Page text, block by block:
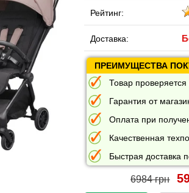
Рейтинг:
Доставка:
ПРЕИМУЩЕСТВА
Товар
Гарантия от
Оплата при
Качественная
Быстрая доставка
6984 грн